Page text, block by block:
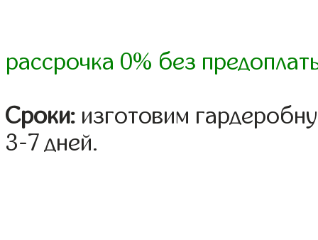
рассрочка 0% без
Сроки: изготовим
3-7 дней.